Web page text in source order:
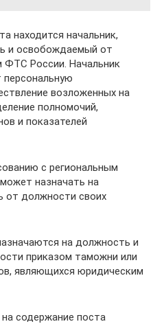
находится начальник,
и освобождаемый от
ФТС России. Начальник
персональную
возложенных на
полномочий,
и показателей
с региональным
назначать на
от должности своих
на должность и
приказом таможни или
являющихся юридическим
содержание поста